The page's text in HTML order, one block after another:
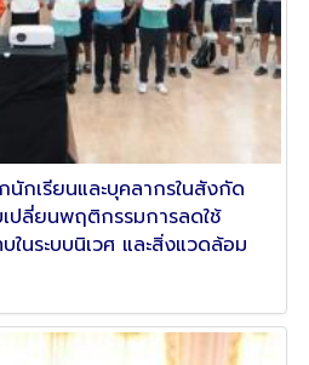
กเรียนและบุคลากรในสังกัด
ปลี่ยนพฤติกรรมการลดใช้
นระบบนิเวศ และสิ่งแวดล้อม